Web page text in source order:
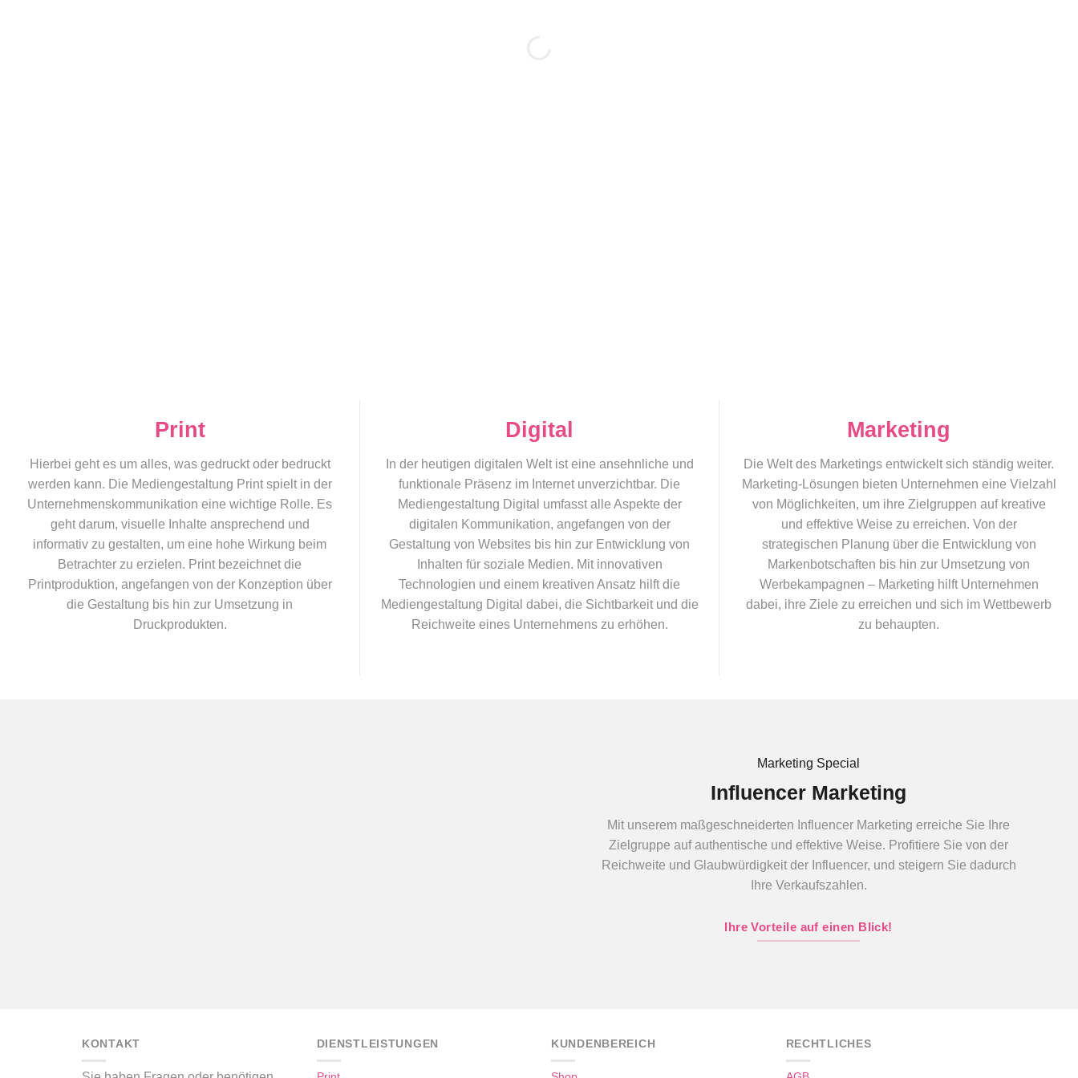
Print
Hierbei geht es um alles, was gedruckt oder bedruckt
werden kann. Die Mediengestaltung Print spielt in der
Unternehmenskommunikation eine wichtige Rolle. Es
geht darum, visuelle Inhalte ansprechend und
informativ zu gestalten, um eine hohe Wirkung beim
Betrachter zu erzielen. Print bezeichnet die
Printproduktion, angefangen von der Konzeption über
die Gestaltung bis hin zur Umsetzung in
Druckprodukten.
Digital
In der heutigen digitalen Welt ist eine ansehnliche und
funktionale Präsenz im Internet unverzichtbar. Die
Mediengestaltung Digital umfasst alle Aspekte der
digitalen Kommunikation, angefangen von der
Gestaltung von Websites bis hin zur Entwicklung von
Inhalten für soziale Medien. Mit innovativen
Technologien und einem kreativen Ansatz hilft die
Mediengestaltung Digital dabei, die Sichtbarkeit und die
Reichweite eines Unternehmens zu erhöhen.
Marketing
Die Welt des Marketings entwickelt sich ständig weiter.
Marketing-Lösungen bieten Unternehmen eine Vielzahl
von Möglichkeiten, um ihre Zielgruppen auf kreative
und effektive Weise zu erreichen. Von der
strategischen Planung über die Entwicklung von
Markenbotschaften bis hin zur Umsetzung von
Werbekampagnen – Marketing hilft Unternehmen
dabei, ihre Ziele zu erreichen und sich im Wettbewerb
zu behaupten.
Marketing Special
Influencer Marketing
Mit unserem maßgeschneiderten Influencer Marketing erreiche Sie Ihre
Zielgruppe auf authentische und effektive Weise. Profitiere Sie von der
Reichweite und Glaubwürdigkeit der Influencer, und steigern Sie dadurch
Ihre Verkaufszahlen.
Ihre Vorteile auf einen Blick!
KONTAKT DIENSTLEISTUNGEN KUNDENBEREICH RECHTLICHES